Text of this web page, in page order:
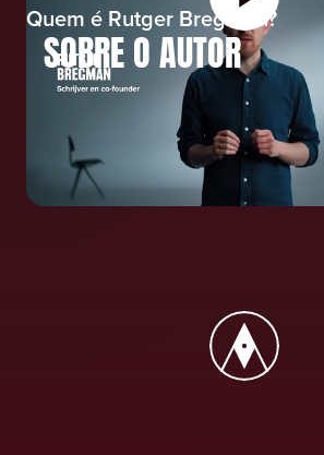
Quem é Rutger Bregman?
SOBRE O AUTOR